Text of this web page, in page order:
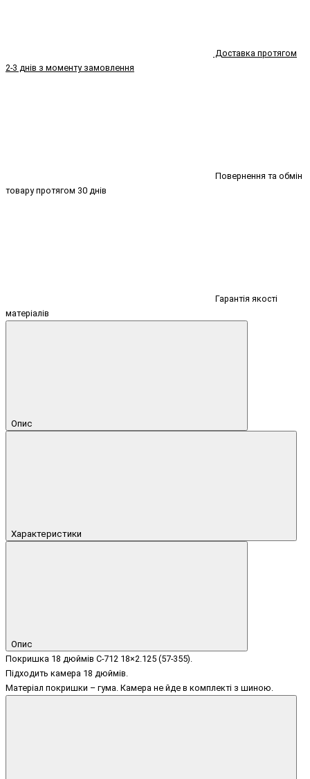
Доставка протягом
2-3 днів з моменту замовлення
Повернення та обмін
товару протягом 30 днів
Гарантія якості
матеріалів
Опис
Характеристики
Опис
Покришка 18 дюймів C-712 18×2.125 (57-355).
Підходить камера 18 дюймів.
Матеріал покришки – гума. Камера не йде в комплекті з шиною.